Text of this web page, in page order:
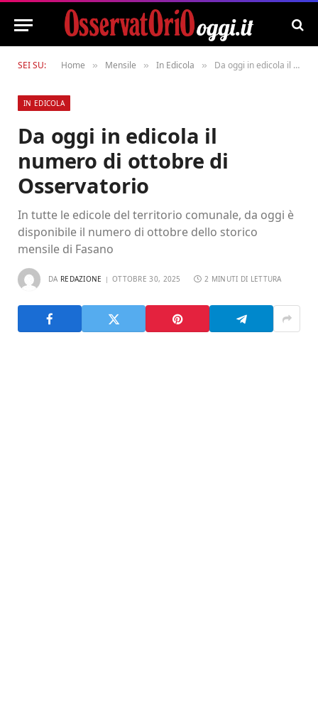
SEI SU: Home » Mensile » In Edicola » Da oggi in edicola il numero di ottobre di Osservatorio
IN EDICOLA
Da oggi in edicola il
numero di ottobre di
Osservatorio
In tutte le edicole del territorio comunale, da oggi è
disponibile il numero di ottobre dello storico
mensile di Fasano
DA REDAZIONE OTTOBRE 30, 2025 2 MINUTI DI LETTURA